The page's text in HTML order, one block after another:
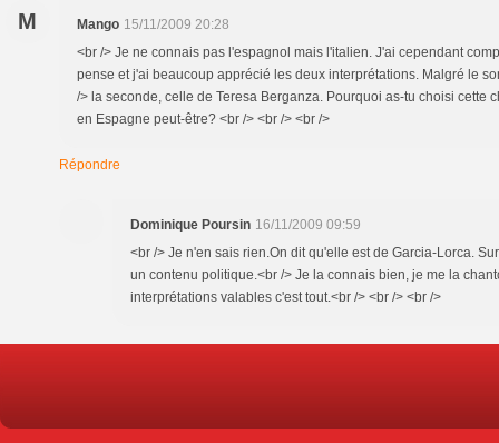
M Mango 15/11/2009 20:28
<br /> Je ne connais pas l'espagnol mais l'italien. J'ai cependant
pense et j'ai beaucoup apprécié les deux interprétations. Malgré le
/> la seconde, celle de Teresa Berganza. Pourquoi as-tu choisi cette
en Espagne peut-être? <br /> <br /> <br />
Répondre
Dominique Poursin 16/11/2009 09:59
<br /> Je n'en sais rien.On dit qu'elle est de Garcia-Lorca.
un contenu politique.<br /> Je la connais bien, je me la
interprétations valables c'est tout.<br /> <br /> <br />